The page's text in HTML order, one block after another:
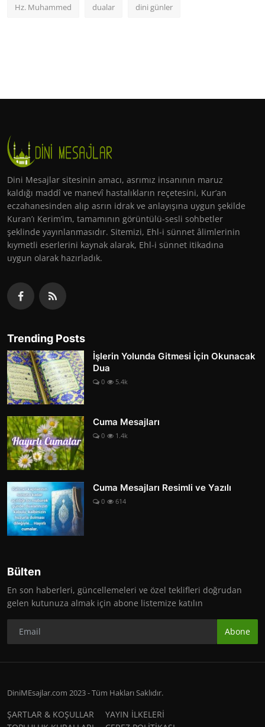
Hz. Muhammed dualar dini günler
Dini Mesajlar sitesinin amacı, asrımız insanının maruz
kaldığı maddî ve manevî hastalıkların reçetesini, Kur’an
eczahanesinden alıp asrın idrak ve anlayışına uygun şekilde
Kuran’ı Kerim’im, tamamının görüntülü-sesli sohbetler
şeklinde yayınlanmasıdır. Sitemizi, Ehl-i sünnet âlimlerinin
kıymetli eserlerini kaynak alarak, Ehl-i sünnet itikadına
uygun olarak hazırladık.
Trending Posts
İşlerin Yolunda Gitmesi İçin Okunacak
Dua
0 5.4k
Cuma Mesajları
0 1.4k
Cuma Mesajları Resimli ve Yazılı
0 614
Bülten
En son haberleri, güncellemeleri ve özel teklifleri doğrudan
gelen kutunuza almak için abone listemize katılın
Abone
DiniMEsajlar.com 2023 - Tüm Hakları Saklıdır.
ŞARTLAR & KOŞULLAR
YAYIN İLKELERİ